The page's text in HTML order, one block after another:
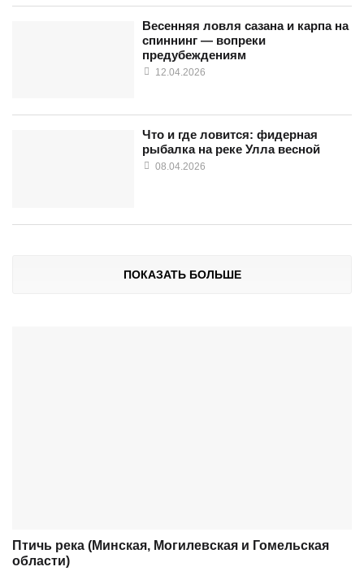
Весенняя ловля сазана и карпа на
спиннинг — вопреки
предубеждениям
12.04.2026
Что и где ловится: фидерная
рыбалка на реке Улла весной
08.04.2026
ПОКАЗАТЬ БОЛЬШЕ
Птичь река (Минская, Могилевская и Гомельская
области)